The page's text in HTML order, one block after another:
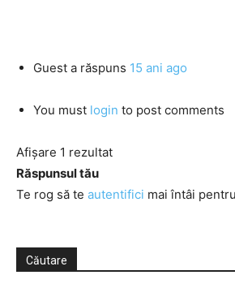
Guest a răspuns 15 ani ago
You must login to post comments
Afișare 1 rezultat
Răspunsul tău
Te rog să te autentifici mai întâi
Căutare